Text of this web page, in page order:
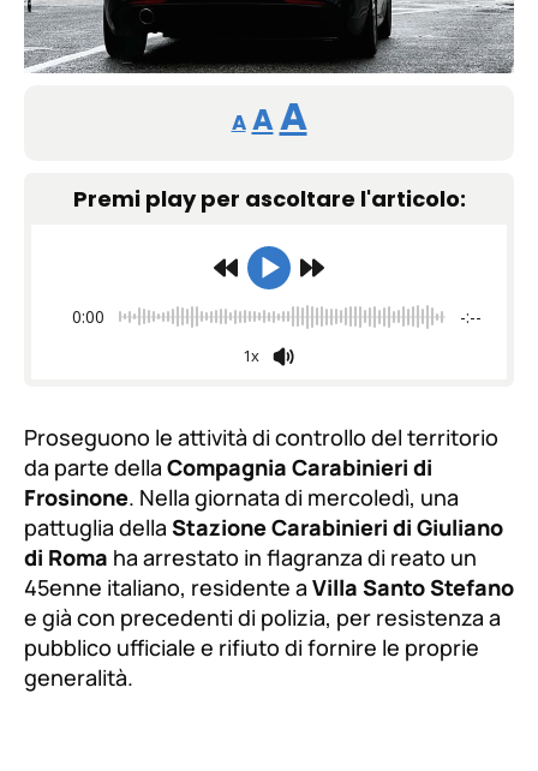
A
Reducir
tamaño
fuente.
A Restablecer
de
fuente
AAumentar
tamaño
fuente.
Premi play per ascoltare l'articolo:
0:00 -:--
1x
Proseguono le attività di controllo del territorio
da parte della Compagnia Carabinieri di
Frosinone. Nella giornata di mercoledì, una
pattuglia della Stazione Carabinieri di Giuliano
di Roma ha arrestato in flagranza di reato un
45enne italiano, residente a Villa Santo Stefano
e già con precedenti di polizia, per resistenza a
pubblico ufficiale e rifiuto di fornire le proprie
generalità.